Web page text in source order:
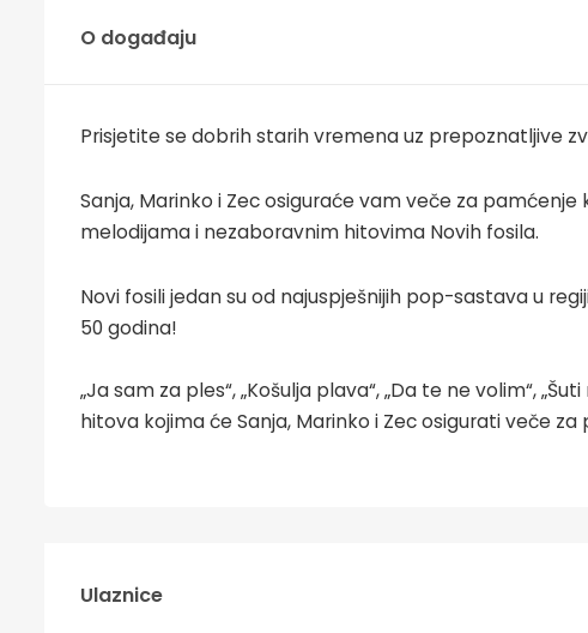
O događaju
Prisjetite se dobrih starih vremena uz prepoznatljive
Sanja, Marinko i Zec osiguraće vam veče za
melodijama i nezaboravnim hitovima Novih fosila.
Novi fosili jedan su od najuspješnijih pop-sastava u
50 godina!
„Ja sam za ples“, „Košulja plava“, „Da te ne volim“,
hitova kojima će Sanja, Marinko i Zec osigurati veče za
Ulaznice